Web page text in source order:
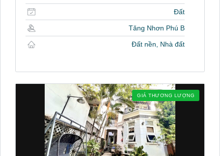
Đất
Tăng Nhơn Phú B
Đất nền, Nhà đất
GIÁ THƯƠNG LƯỢNG